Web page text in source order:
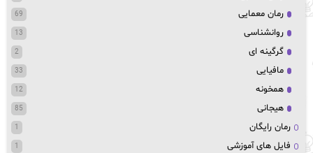
رمان معمایی 69
روانشناسی 13
گرگینه ای 2
مافیایی 33
همخونه 12
هیجانی 85
رمان رایگان 1
فایل های آموزشی 1